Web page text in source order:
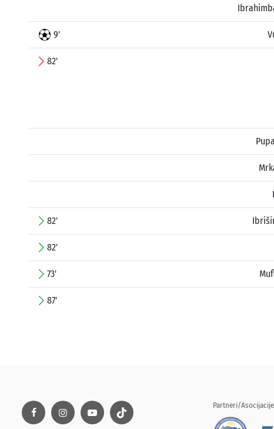
9'
82'
82'
82'
73'
87'
Partneri/Asocijacije